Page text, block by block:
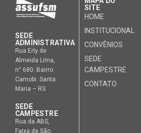
SEDE
ADMINISTRATIVA
Rua Erly de
Almeida Lima,
n° 680. Bairro
Camobi. Santa
Maria – RS
SEDE
CAMPESTRE
Rua da ABS,
Faixa de São
SITE
HOME
INSTITUCIONAL
CONVÊNIOS
SEDE
CAMPESTRE
CONTATO